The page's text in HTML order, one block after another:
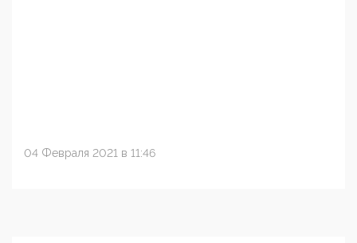
04 Февраля 2021 в 11:46